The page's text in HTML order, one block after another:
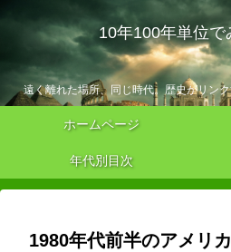
10年100年単位で
遠く離れた場所、同じ時代。歴史がリン
ホームページ
年代別目次
1980年代前半のアメリ